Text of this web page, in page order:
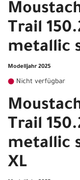
Trail
metallic
Modelljahr 2025
Nicht verfügbar
Trail
metallic
XL